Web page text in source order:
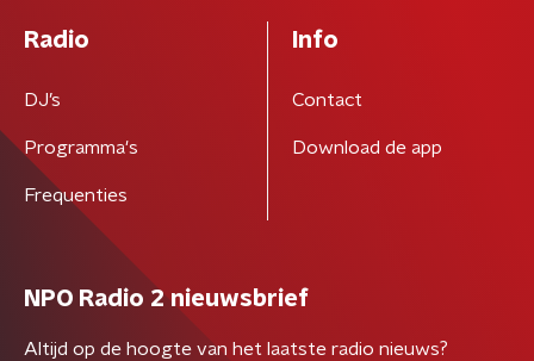
Radio
DJ’s
Programma's
Frequenties
Info
Contact
Download de app
NPO Radio 2 nieuwsbrief
Altijd op de hoogte van het laatste radio nieuws?